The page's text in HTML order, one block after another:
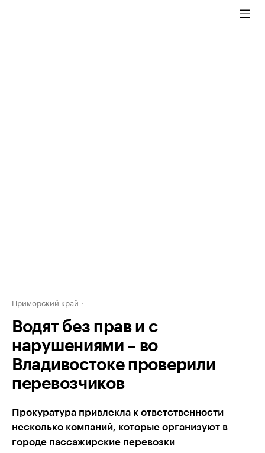
Приморский край
Водят без прав и с
нарушениями – во
Владивостоке проверили
перевозчиков
Прокуратура привлекла к ответственности
несколько компаний, которые организуют в
городе пассажирские перевозки